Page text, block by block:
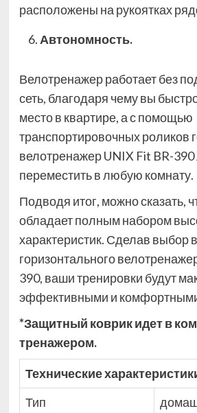
расположены на рукоятках
Автономность.
Велотренажер работает без
сеть, благодаря чему вы
место в квартире, а с помощью
транспортировочных роликов
велотренажер UNIX Fit BR-390
переместить в любую комнату.
Подводя итог, можно сказать,
обладает полным набором
характеристик. Сделав выбор
горизонтального
390, ваши тренировки будут
эффективными и
*Защитный коврик идет в
тренажером.
Технические
Тип